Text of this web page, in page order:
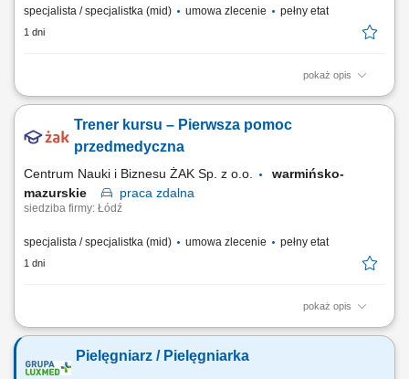
specjalista / specjalistka (mid) umowa zlecenie pełny etat
1 dni
pokaż opis
Nazwa kursu: Pierwsza pomoc pediatryczna Czas trwania: 6 godzin
Trener kursu – Pierwsza pomoc
przedmedyczna
Centrum Nauki i Biznesu ŻAK Sp. z o.o.
warmińsko-
mazurskie
praca zdalna
siedziba firmy: Łódź
specjalista / specjalistka (mid) umowa zlecenie pełny etat
1 dni
pokaż opis
Nazwa kursu: Pierwsza pomoc przedmedyczna Czas trwania: 8 godzin
Pielęgniarz / Pielęgniarka